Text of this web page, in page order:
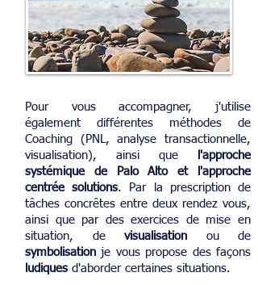
Pour vous accompagner, j'utilise
également différentes méthodes de
Coaching (PNL, analyse transactionnelle,
visualisation), ainsi que
l'approche
systémique de Palo Alto et l'approche
centrée solutions. Par la prescription de
tâches concrêtes entre deux rendez vous,
ainsi que par des exercices de mise en
situation, de visualisation ou de
symbolisation je vous propose des façons
ludiques d'aborder certaines situations.